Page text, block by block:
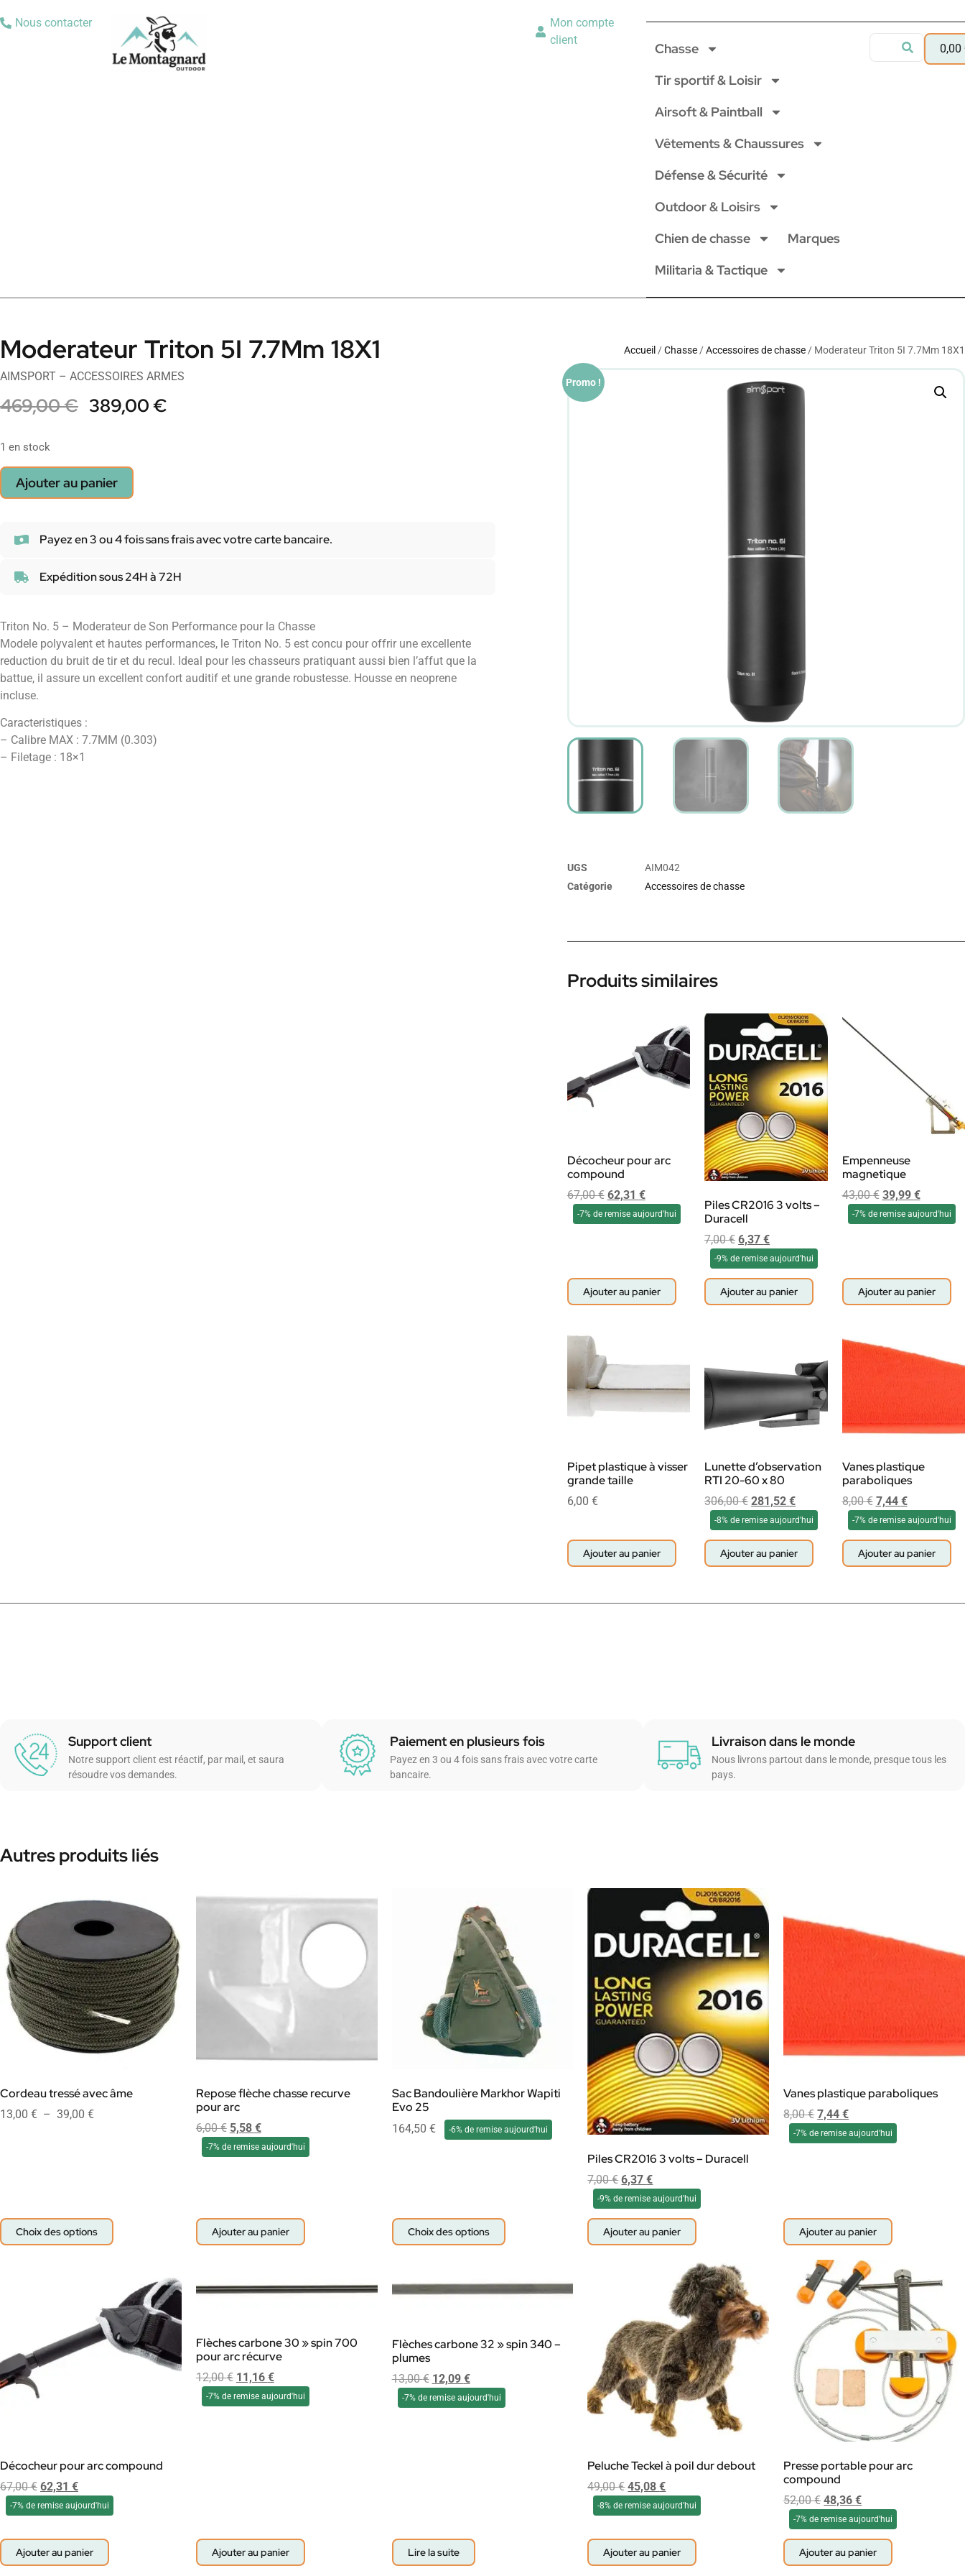
Nous contacter
Mon compte
client
Chasse
Tir sportif & Loisir
Airsoft & Paintball
Vêtements & Chaussures
Défense & Sécurité
Outdoor & Loisirs
Chien de chasse
Marques
Militaria & Tactique
0,00
Moderateur Triton 5I 7.7Mm 18X1
AIMSPORT – ACCESSOIRES ARMES
469,00€ 389,00€
1 en stock
Ajouter au panier
Payez en 3 ou 4 fois sans frais avec votre carte bancaire.
Expédition sous 24H à 72H
Triton No. 5 – Moderateur de Son Performance pour la Chasse
Modele polyvalent et hautes performances, le Triton No. 5 est concu pour offrir une excellente
reduction du bruit de tir et du recul. Ideal pour les chasseurs pratiquant aussi bien l’affut que la
battue, il assure un excellent confort auditif et une grande robustesse. Housse en neoprene
incluse.
Caracteristiques :
– Calibre MAX : 7.7MM (0.303)
– Filetage : 18×1
Accueil /Chasse /Accessoires de chasse / Moderateur Triton 5I 7.7Mm 18X1
Promo !
UGS
AIM042
Catégorie
Accessoires de chasse
Produits similaires
Décocheur pour arc
compound
67,00€ 62,31 €
-7% de remise aujourd'hui
Ajouter au panier
Piles CR2016 3 volts –
Duracell
7,00€ 6,37€
-9% de remise aujourd'hui
Ajouter au panier
Empenneuse
magnetique
43,00€ 39,99 €
-7% de remise aujourd'hui
Ajouter au panier
Pipet plastique à visser
grande taille
6,00 €
Ajouter au panier
Lunette d’observation
RTI 20-60 x 80
306,00€ 281,52€
-8% de remise aujourd'hui
Ajouter au panier
Vanes plastique
paraboliques
8,00€ 7,44 €
-7% de remise aujourd'hui
Ajouter au panier
Support client
Notre support client est réactif, par mail, et saura
résoudre vos demandes.
Paiement en plusieurs fois
Payez en 3 ou 4 fois sans frais avec votre carte
bancaire.
Livraison dans le monde
Nous livrons partout dans le monde, presque tous les
pays.
Autres produits liés
Cordeau tressé avec âme
13,00 € – 39,00 €
Choix des options
Repose flèche chasse recurve
pour arc
6,00€ 5,58 €
-7% de remise aujourd'hui
Ajouter au panier
Sac Bandoulière Markhor Wapiti
Evo 25
164,50 € -6% de remise aujourd'hui
Choix des options
Piles CR2016 3 volts – Duracell
7,00€ 6,37€
-9% de remise aujourd'hui
Ajouter au panier
Vanes plastique paraboliques
8,00€ 7,44€
-7% de remise aujourd'hui
Ajouter au panier
Décocheur pour arc compound
67,00€ 62,31 €
-7% de remise aujourd'hui
Ajouter au panier
Flèches carbone 30 » spin 700
pour arc récurve
12,00€ 11,16 €
-7% de remise aujourd'hui
Ajouter au panier
Flèches carbone 32 » spin 340 –
plumes
13,00€ 12,09 €
-7% de remise aujourd'hui
Lire la suite
Peluche Teckel à poil dur debout
49,00€ 45,08€
-8% de remise aujourd'hui
Ajouter au panier
Presse portable pour arc
compound
52,00€ 48,36€
-7% de remise aujourd'hui
Ajouter au panier